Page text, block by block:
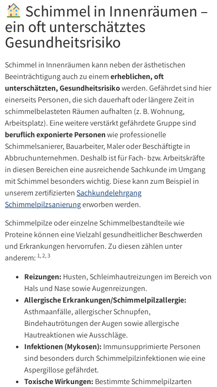
Schimmel in Innenräumen –
ein oft unterschätztes
Gesundheitsrisiko
Schimmel in Innenräumen kann neben der ästhetischen
Beeinträchtigung auch zu einemerheblichen, oft
unterschätzten, Gesundheitsrisikowerden. Gefährdet sind hier
einerseits Personen, die sich dauerhaft oder längere Zeit in
schimmelbelasteten Räumen aufhalten (z. B. Wohnung,
Arbeitsplatz). Eine weitere verstärkt gefährdete Gruppe sind
beruflich exponierte Personenwie professionelle
Schimmelsanierer, Bauarbeiter, Maler oder Beschäftigte in
Abbruchunternehmen. Deshalb ist für Fach- bzw. Arbeitskräfte
in diesen Bereichen eine ausreichende Sachkunde im Umgang
mit Schimmel besonders wichtig. Diese kann zum Beispiel in
unserem zertifiziertenSachkundelehrgang
Schimmelpilzsanierungerworben werden.
Schimmelpilze oder einzelne Schimmelbestandteile wie
Proteine können eine Vielzahl gesundheitlicher Beschwerden
und Erkrankungen hervorrufen. Zu diesen zählen unter
anderem: 1, 2, 3
Reizungen: Husten, Schleimhautreizungen im Bereich von
Hals und Nase sowie Augenreizungen.
Allergische Erkrankungen/Schimmelpilzallergie:
Asthmaanfälle, allergischer Schnupfen,
Bindehautrötungen der Augen sowie allergische
Hautreaktionen wie Ausschläge.
Infektionen (Mykosen): Immunsupprimierte Personen
sind besonders durch Schimmelpilzinfektionen wie eine
Aspergillose gefährdet.
Toxische Wirkungen: Bestimmte Schimmelpilzarten